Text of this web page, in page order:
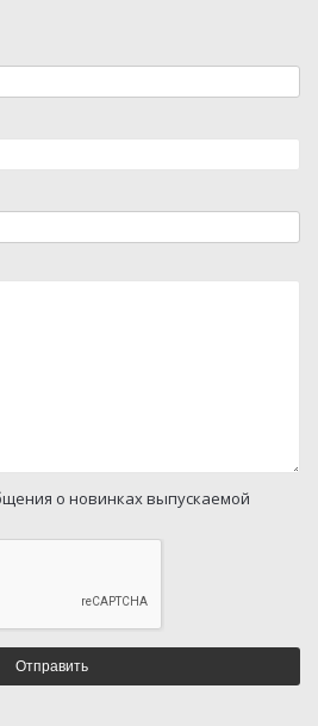
о новинках выпускаемой